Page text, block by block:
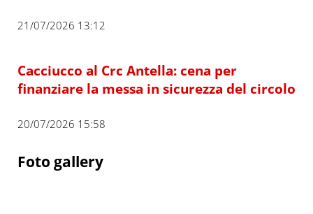
21/07/2026 13:12
Cacciucco al Crc Antella: cena per
finanziare la messa in sicurezza del circolo
20/07/2026 15:58
Foto gallery